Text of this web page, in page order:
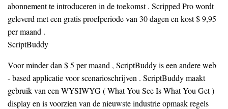
abonnement te introduceren in de toekomst . Scripped Pro wordt
geleverd met een gratis proefperiode van 30 dagen en kost $ 9,95
per maand .
ScriptBuddy
Voor minder dan $ 5 per maand , ScriptBuddy is een andere web
- based applicatie voor scenarioschrijven . ScriptBuddy maakt
gebruik van een WYSIWYG ( What You See Is What You Get )
display en is voorzien van de nieuwste industrie opmaak regels